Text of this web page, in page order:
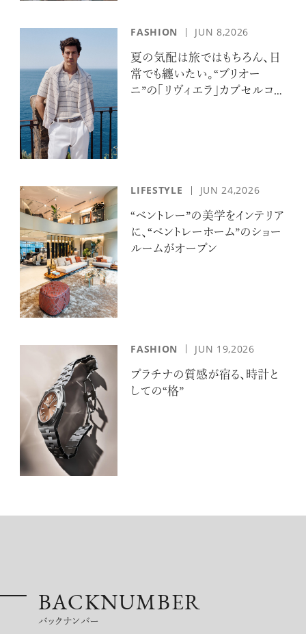
FASHION JUN 8,2026
夏の気配は旅ではもちろん、日
常でも纏いたい。“ブリオー
ニ”の「リヴィエラ」カプセルコレ
LIFESTYLE JUN 24,2026
“ベントレー”の美学をインテリア
に、“ベントレーホーム”のショー
ルームがオープン
FASHION JUN 19,2026
プラチナの質感が宿る、時計と
しての“格”
BACKNUMBER
バックナンバー